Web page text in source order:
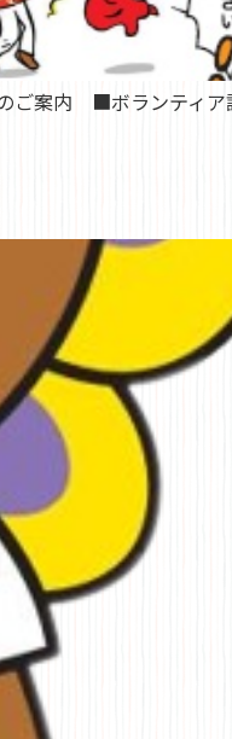
のご案内 ■ボランティ